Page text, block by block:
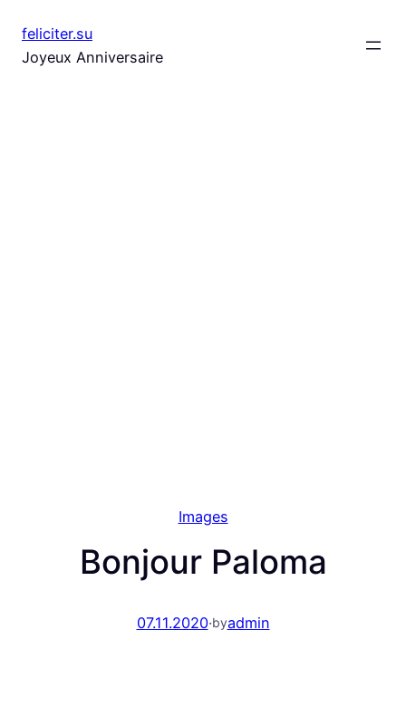
au
contenu
feliciter.su
Joyeux Anniversaire
Images
Bonjour Paloma
07.11.2020·byadmin